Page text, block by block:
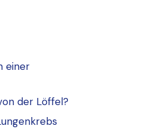
einer
der Löffel?